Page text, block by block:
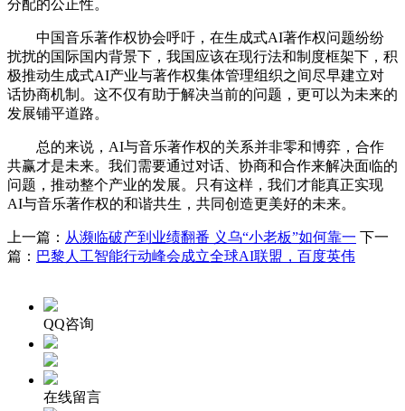
分配的公正性。
中国音乐著作权协会呼吁，在生成式AI著作权问题纷纷
扰扰的国际国内背景下，我国应该在现行法和制度框架下，积
极推动生成式AI产业与著作权集体管理组织之间尽早建立对
话协商机制。这不仅有助于解决当前的问题，更可以为未来的
发展铺平道路。
总的来说，AI与音乐著作权的关系并非零和博弈，合作
共赢才是未来。我们需要通过对话、协商和合作来解决面临的
问题，推动整个产业的发展。只有这样，我们才能真正实现
AI与音乐著作权的和谐共生，共同创造更美好的未来。
上一篇： 从濒临破产到业绩翻番 义乌“小老板”如何靠一 下一
篇： 巴黎人工智能行动峰会成立全球AI联盟，百度英伟
QQ咨询
在线留言